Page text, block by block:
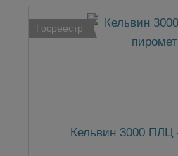
Госреестр
Кельвин 3000